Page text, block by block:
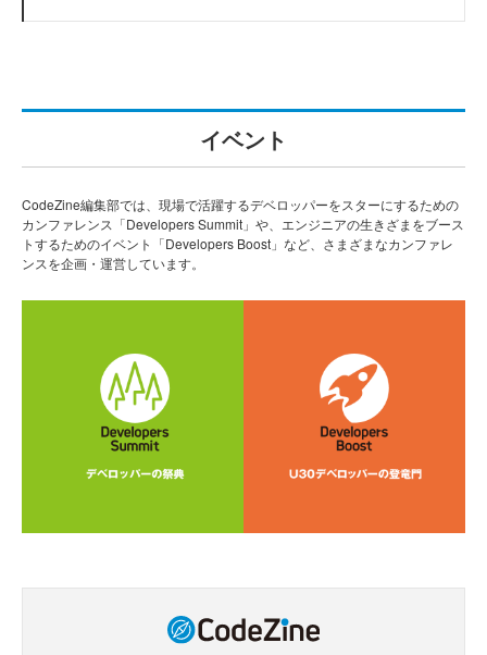
イベント
CodeZine編集部では、現場で活躍するデベロッパーをスターにするための
カンファレンス「Developers Summit」や、エンジニアの生きざまをブース
トするためのイベント「Developers Boost」など、さまざまなカンファレ
ンスを企画・運営しています。